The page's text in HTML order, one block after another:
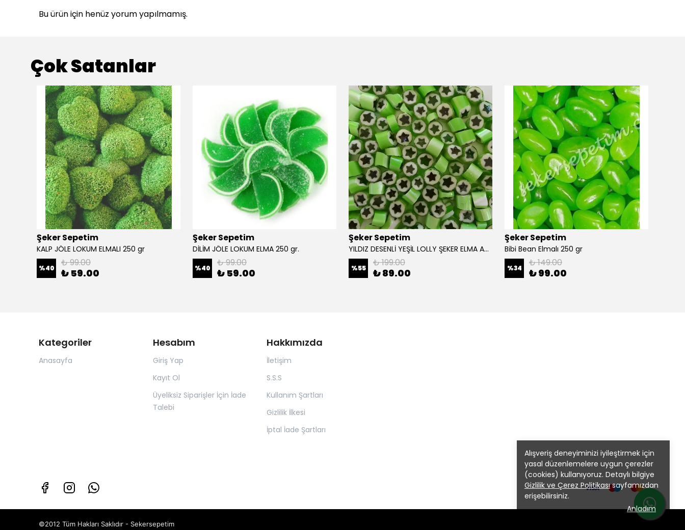
Alışveriş deneyiminizi iyileştirmek için
yasal düzenlemelere uygun çerezler
(cookies) kullanıyoruz. Detaylı bilgiye
Gizlilik ve Çerez Politikasısayfamızdan
erişebilirsiniz.
Anladım
Bu ürün için henüz yorum yapılmamış.
Çok Satanlar
Şeker Sepetim
KALP JÖLE LOKUM ELMALI 250 gr
%40 ₺ 99.00
₺ 59.00
Şeker Sepetim
DİLİM JÖLE LOKUM ELMA 250 gr.
%40 ₺ 99.00
₺ 59.00
Şeker Sepetim
YILDIZ DESENLİ YEŞİL LOLLY ŞEKER ELMA AROMALI 250 GR
%55 ₺ 199.00
₺ 89.00
Şeker Sepetim
Bibi Bean Elmalı 250 gr
%34 ₺ 149.00
₺ 99.00
Kategoriler
Anasayfa
Hesabım
Giriş Yap
Kayıt Ol
Üyeliksiz Siparişler İçin İade
Talebi
Hakkımızda
İletişim
S.S.S
Kullanım Şartları
Gizlilik İlkesi
İptal İade Şartları
©2012 Tüm Hakları Saklıdır - Sekersepetim